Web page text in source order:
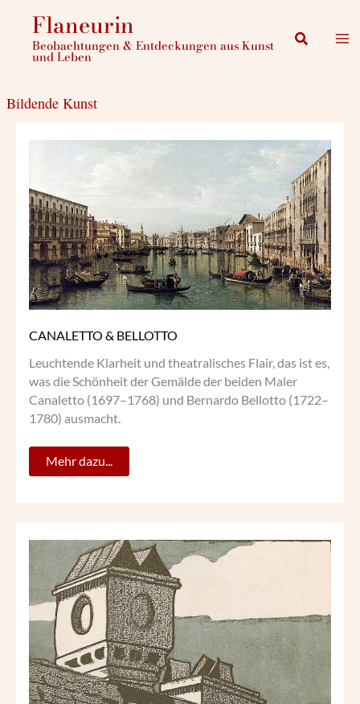
springen
Flaneurin
Beobachtungen & Entdeckungen aus Kunst
und Leben
Suchen
Bildende Kunst
CANALETTO & BELLOTTO
Leuchtende Klarheit und theatralisches Flair, das ist es,
was die Schönheit der Gemälde der beiden Maler
Canaletto (1697–1768) und Bernardo Bellotto (1722–
1780) ausmacht.
CANALETTO
BELLOTTO
Mehr dazu...
CHARLOTTE
ANDRI-
HAMPEL:
„UNSTREITIG
EIN
EMINENTES
TALENT“